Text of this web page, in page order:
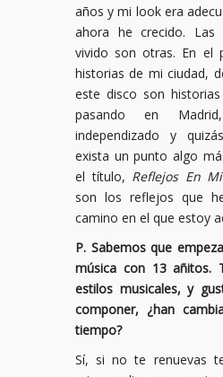
años y mi look era
ahora he crecido. Las
vivido son otras. En el
historias de mi ciudad,
este disco son
pasando en
independizado y
exista un punto algo
el título, Reflejos En
son los reflejos que
camino en el que estoy
P. Sabemos que
música con 13 añitos.
estilos musicales, y
componer, ¿han
tiempo?
Sí, si no te renuevas